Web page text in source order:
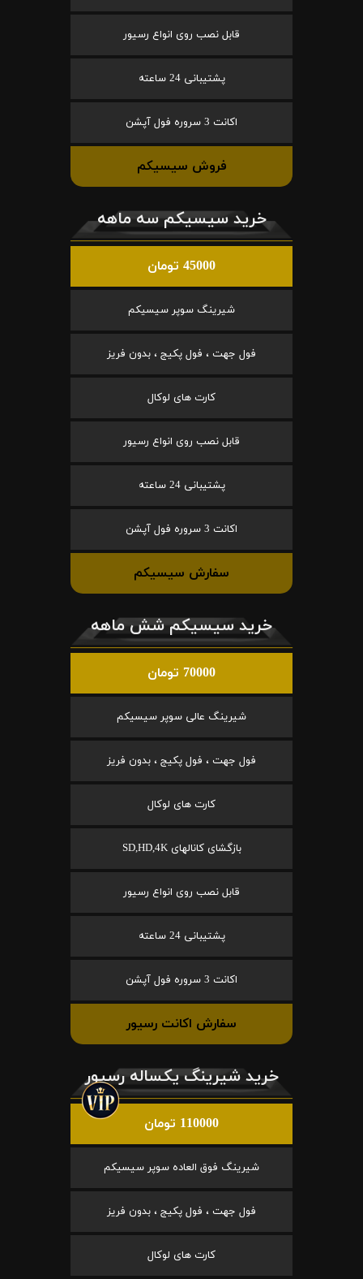
قابل نصب روی انواع رسیور
پشتیبانی 24 ساعته
اکانت 3 سروره فول آپشن
فروش سیسیکم
خرید سیسیکم سه ماهه
45000 تومان
شیرینگ سوپر سیسیکم
فول جهت ، فول پکیج ، بدون فریز
کارت های لوکال
قابل نصب روی انواع رسیور
پشتیبانی 24 ساعته
اکانت 3 سروره فول آپشن
سفارش سیسیکم
خرید سیسیکم شش ماهه
70000 تومان
شیرینگ عالی سوپر سیسیکم
فول جهت ، فول پکیج ، بدون فریز
کارت های لوکال
بازگشای کانالهای SD,HD,4K
قابل نصب روی انواع رسیور
پشتیبانی 24 ساعته
اکانت 3 سروره فول آپشن
سفارش اکانت رسیور
خرید شیرینگ یکساله رسیور
110000 تومان
شیرینگ فوق العاده سوپر سیسیکم
فول جهت ، فول پکیج ، بدون فریز
کارت های لوکال